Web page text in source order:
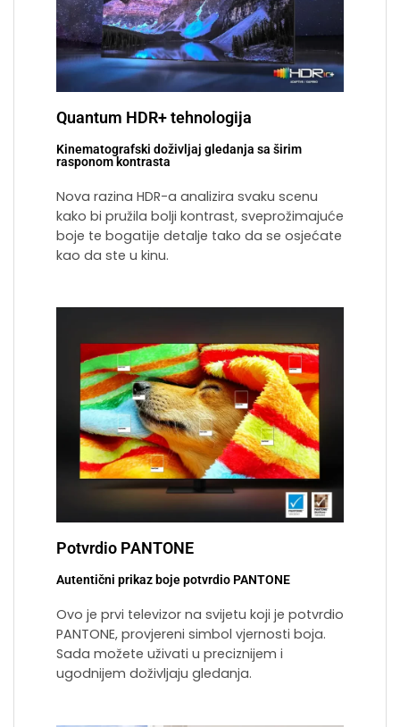
Quantum HDR+ tehnologija
Kinematografski doživljaj gledanja sa širim
rasponom kontrasta
Nova razina HDR-a analizira svaku scenu
kako bi pružila bolji kontrast, sveprožimajuće
boje te bogatije detalje tako da se osjećate
kao da ste u kinu.
Potvrdio PANTONE
Autentični prikaz boje potvrdio PANTONE
Ovo je prvi televizor na svijetu koji je potvrdio
PANTONE, provjereni simbol vjernosti boja.
Sada možete uživati u preciznijem i
ugodnijem doživljaju gledanja.